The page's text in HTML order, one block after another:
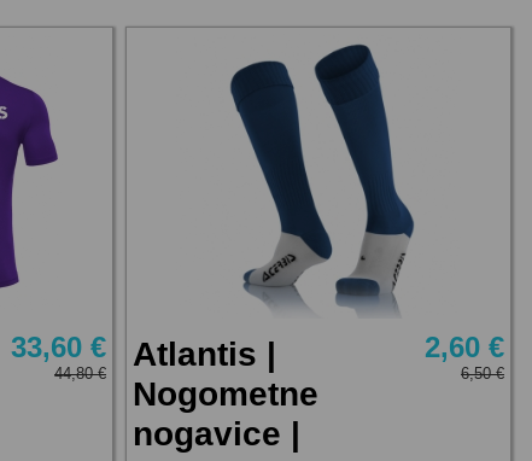
33,60 €
44,80 €
Atlantis |
Nogometne
nogavice |
2,60 €
6,50 €